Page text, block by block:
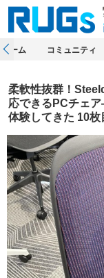
ホーム コミュニティ
柔軟性抜群！
応できるPCチェ
体験してきた 10枚